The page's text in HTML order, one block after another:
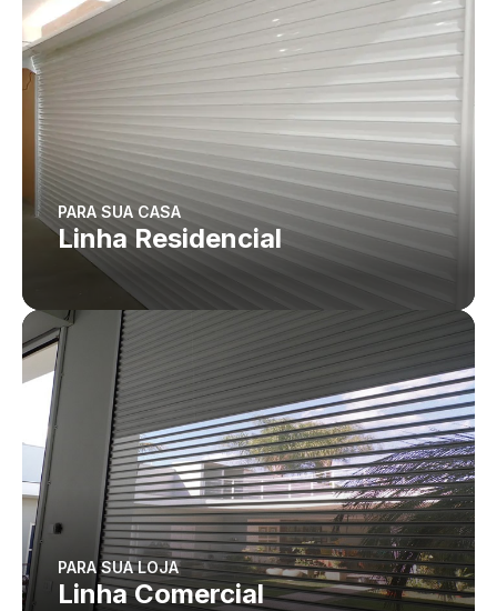
PARA SUA CASA
Linha Residencial
PARA SUA LOJA
Linha Comercial